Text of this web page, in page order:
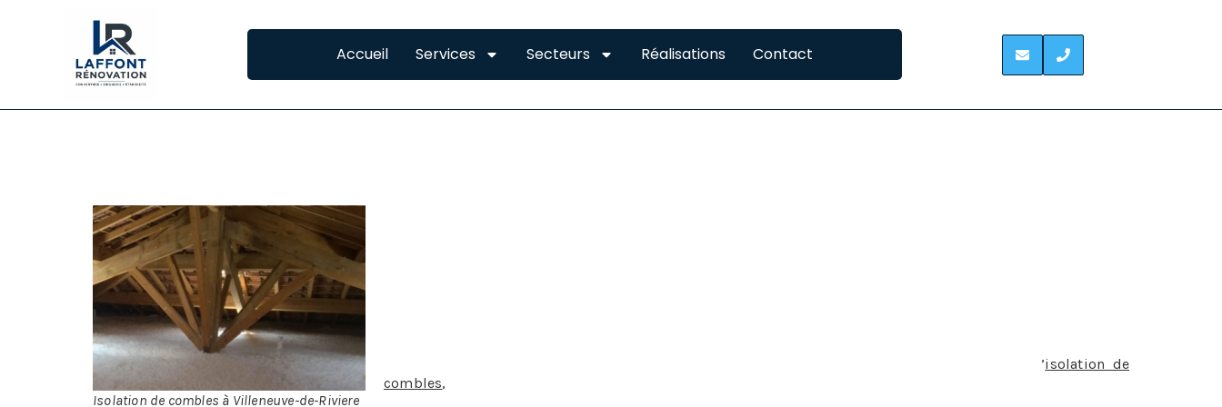
Accueil Services Secteurs Réalisations Contact
Isolation de combles à Villeneuve-de-Riviere
’isolation de
combles,